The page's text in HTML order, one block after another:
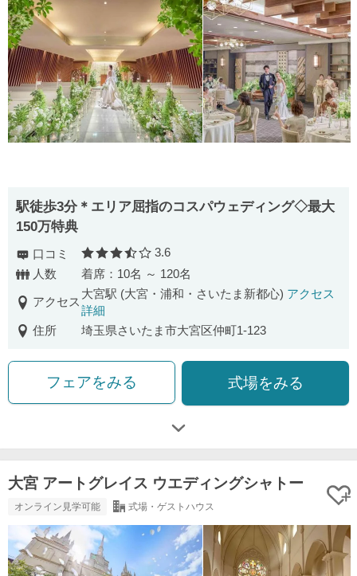
駅徒歩3分＊エリア屈指のコスパウェディング◇最大
150万特典
口コミ 口コミ評価
3.6
人数
着席：10名 ～ 120名
アクセス
大宮駅 (大宮・浦和・さいたま新都心) アクセス
詳細
住所
埼玉県さいたま市大宮区仲町1-123
フェアをみる 式場をみる
大宮 アートグレイス ウエディングシャトー
オンライン見学可能 式場・ゲストハウス